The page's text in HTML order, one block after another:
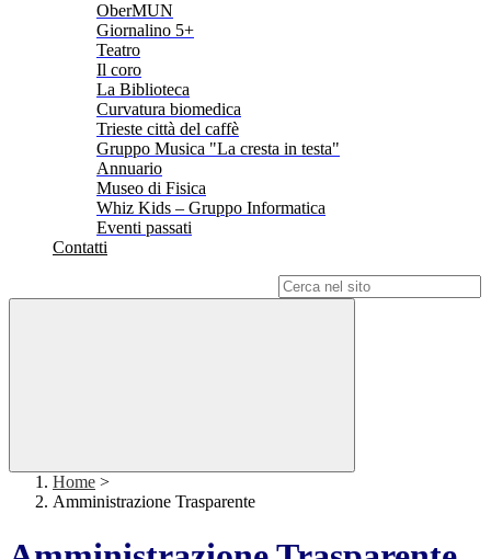
OberMUN
Giornalino 5+
Teatro
Il coro
La Biblioteca
Curvatura biomedica
Trieste città del caffè
Gruppo Musica "La cresta in testa"
Annuario
Museo di Fisica
Whiz Kids – Gruppo Informatica
Eventi passati
Contatti
Home >
Amministrazione Trasparente